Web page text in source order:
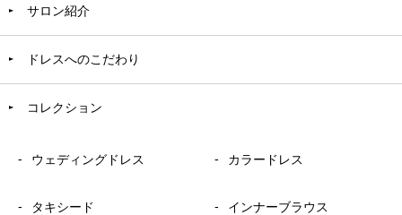
サロン紹介
ドレスへのこだわり
コレクション
ウェディングドレス カラードレス
タキシード インナーブラウス